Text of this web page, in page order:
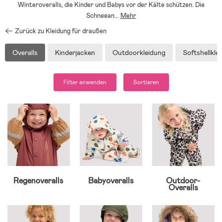
Winteroveralls, die Kinder und Babys vor der Kälte schützen. Die
Schneean... Mehr
Zurück zu Kleidung für draußen
Overalls Kinderjacken Outdoorkleidung
Filter anwenden Sortieren
Regenoveralls Babyoveralls Outdoor-
Overalls